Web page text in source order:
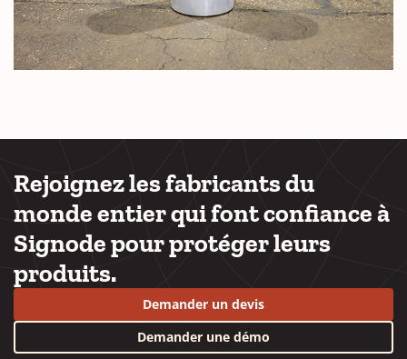
Rejoignez les fabricants du
monde entier qui font confiance à
Signode pour protéger leurs
produits.
Demander un devis
Demander une démo